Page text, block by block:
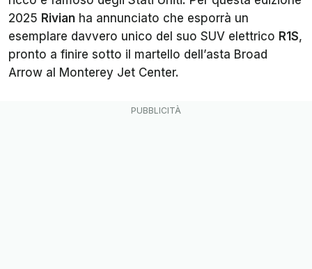
2025 Rivian ha annunciato che esporrà un
esemplare davvero unico del suo SUV elettrico R1S,
pronto a finire sotto il martello dell’asta Broad
Arrow al Monterey Jet Center.